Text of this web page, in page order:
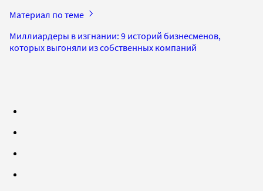
Материал по теме
Миллиардеры в изгнании: 9 историй бизнесменов,
которых выгоняли из собственных компаний